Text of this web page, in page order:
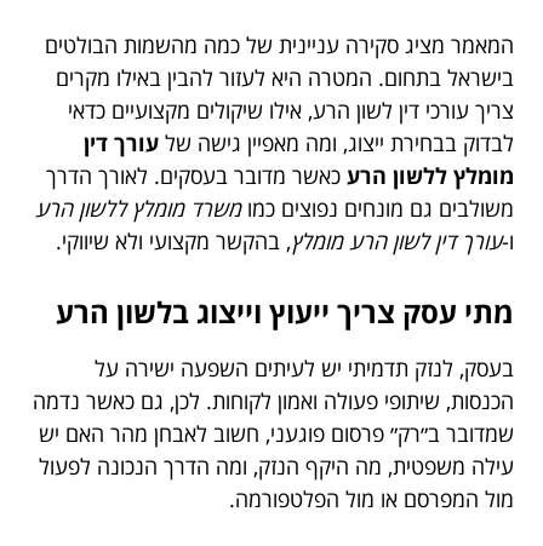
המאמר מציג סקירה עניינית של כמה מהשמות הבולטים
בישראל בתחום. המטרה היא לעזור להבין באילו מקרים
צריך עורכי דין לשון הרע, אילו שיקולים מקצועיים כדאי
לבדוק בבחירת ייצוג, ומה מאפיין גישה של עורך דין
מומלץ ללשון הרע כאשר מדובר בעסקים. לאורך הדרך
משולבים גם מונחים נפוצים כמומשרד מומלץ ללשון הרע
ו-עורך דין לשון הרע מומלץ, בהקשר מקצועי ולא שיווקי.
מתי עסק צריך ייעוץ וייצוג בלשון הרע
בעסק, לנזק תדמיתי יש לעיתים השפעה ישירה על
הכנסות, שיתופי פעולה ואמון לקוחות. לכן, גם כאשר נדמה
שמדובר ב״רק״ פרסום פוגעני, חשוב לאבחן מהר האם יש
עילה משפטית, מה היקף הנזק, ומה הדרך הנכונה לפעול
מול המפרסם או מול הפלטפורמה.